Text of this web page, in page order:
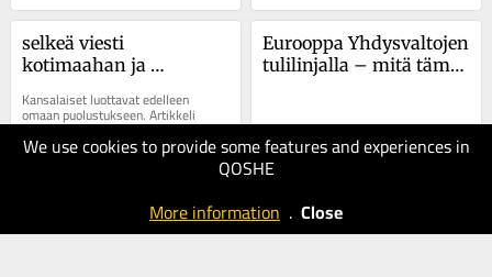
We use cookies to provide some features and experiences in
QOSHE
More information . Close
selkeä viesti
kotimaahan ja
Kansalaiset luottavat edelleen
omaan puolustukseen. Artikkeli
Suomalaisten turvallisuusajattelu
vuonna 2025: selkeä viesti
kotimaahan ja maailmalle...
Eurooppa Yhdysvaltojen
tulilinjalla – mitä tämä
07.12.2025
50
Suomi